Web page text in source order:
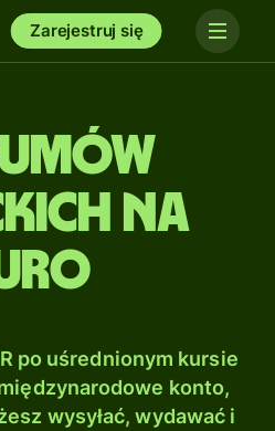
Zarejestruj się
na
po uśrednionym kursie
konto,
wysyłać, wydawać i